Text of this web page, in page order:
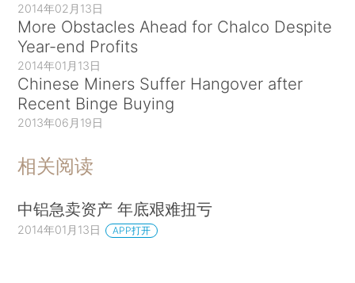
2014年02月13日
More Obstacles Ahead for Chalco Despite
Year-end Profits
2014年01月13日
Chinese Miners Suffer Hangover after
Recent Binge Buying
2013年06月19日
相关阅读
中铝急卖资产 年底艰难扭亏
2014年01月13日 APP打开